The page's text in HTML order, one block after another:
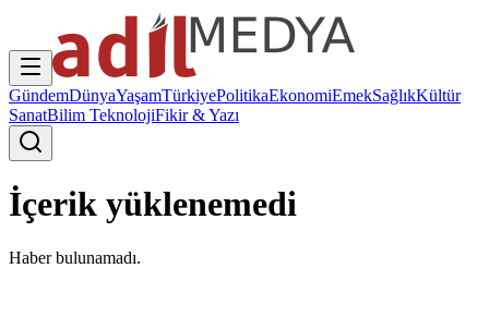
GündemDünyaYaşamTürkiyePolitikaEkonomiEmekSağlıkKültür
SanatBilim TeknolojiFikir & Yazı
İçerik yüklenemedi
Haber bulunamadı.